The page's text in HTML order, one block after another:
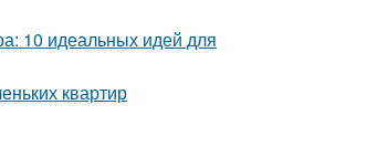
10 идеальных идей для
квартир